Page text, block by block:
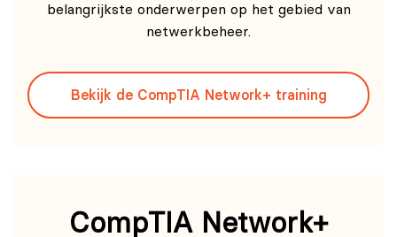
belangrijkste onderwerpen op het gebied van
netwerkbeheer.
Bekijk de CompTIA Network+ training
CompTIA Network+